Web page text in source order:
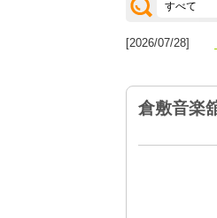
[2026/04/27]
[2026/07/28]
[2026/07/28]
倉敷音楽